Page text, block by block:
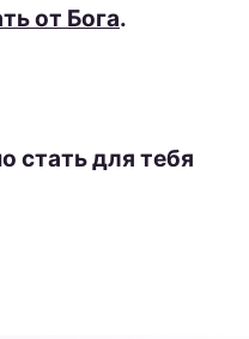
от Бога.
стать для тебя